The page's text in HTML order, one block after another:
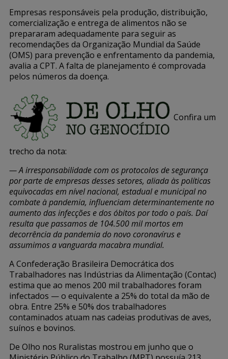
Empresas responsáveis pela produção, distribuição,
comercialização e entrega de alimentos não se
prepararam adequadamente para seguir as
recomendações da Organização Mundial da Saúde
(OMS) para prevenção e enfrentamento da pandemia,
avalia a CPT. A falta de planejamento é comprovada
pelos números da doença.
Confira um
trecho da nota:
— A irresponsabilidade com os protocolos de segurança
por parte de empresas desses setores, aliada às políticas
equivocadas em nível nacional, estadual e municipal no
combate à pandemia, influenciam determinantemente no
aumento das infecções e dos óbitos por todo o país. Daí
resulta que passamos de 104.500 mil mortos em
decorrência da pandemia do novo coronavírus e
assumimos a vanguarda macabra mundial.
A Confederação Brasileira Democrática dos
Trabalhadores nas Indústrias da Alimentação (Contac)
estima que ao menos 200 mil trabalhadores foram
infectados — o equivalente a 25% do total da mão de
obra. Entre 25% e 50% dos trabalhadores
contaminados atuam nas cadeias produtivas de aves,
suínos e bovinos.
De Olho nos Ruralistas mostrou em junho que o